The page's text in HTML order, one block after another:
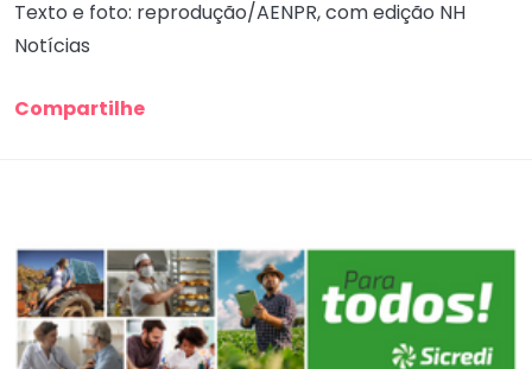
Texto e foto: reprodução/AENPR, com edição NH
Notícias
Compartilhe